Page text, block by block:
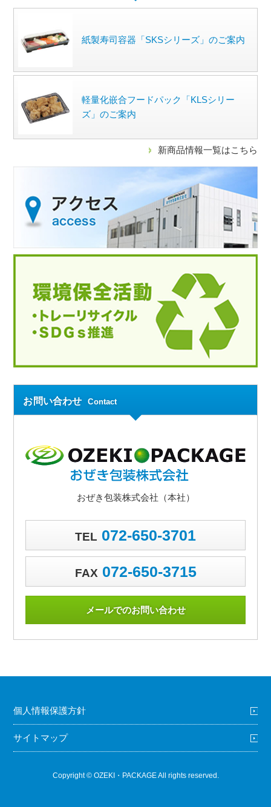
紙製寿司容器「SKSシリーズ」のご案内
軽量化嵌合フードパック「KLSシリー
ズ」のご案内
新商品情報一覧はこちら
お問い合わせ Contact
おぜき包装株式会社（本社）
TEL 072-650-3701
FAX 072-650-3715
メールでのお問い合わせ
個人情報保護方針
サイトマップ
Copyright © OZEKI・PACKAGE All rights reserved.